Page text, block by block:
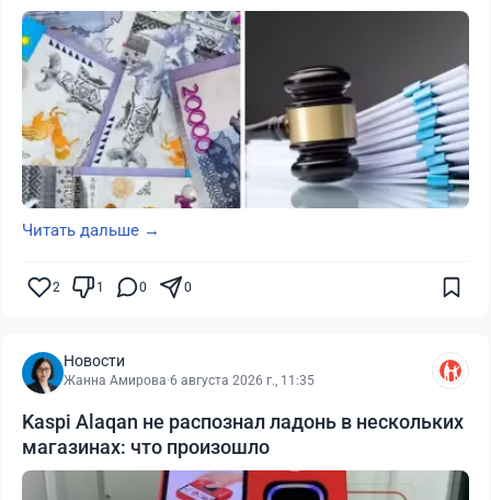
Читать дальше →
2 1 0 0
Новости
Жанна Амирова·6 августа 2026 г., 11:35
Kaspi Alaqan не распознал ладонь в нескольких
магазинах: что произошло